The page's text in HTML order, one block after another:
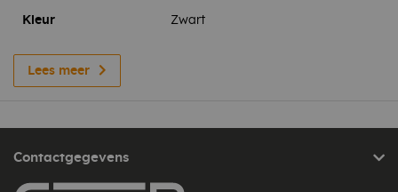
Kleur Zwart
Lees meer
Contactgegevens